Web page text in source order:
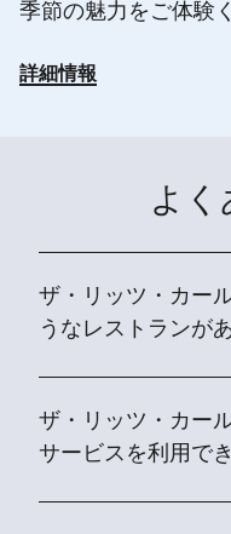
季節の魅力をご体験
詳細情報
よく
ザ・リッツ・カー
うなレストランが
ザ・リッツ・カー
サービスを利用で